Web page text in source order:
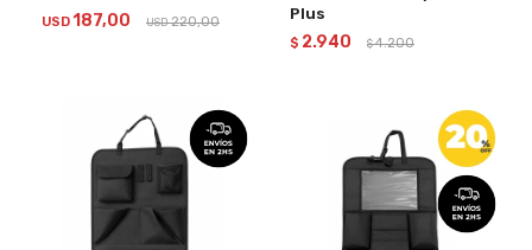
USD187,00 USD 220,00
Plus
$ 2.940 $ 4.200